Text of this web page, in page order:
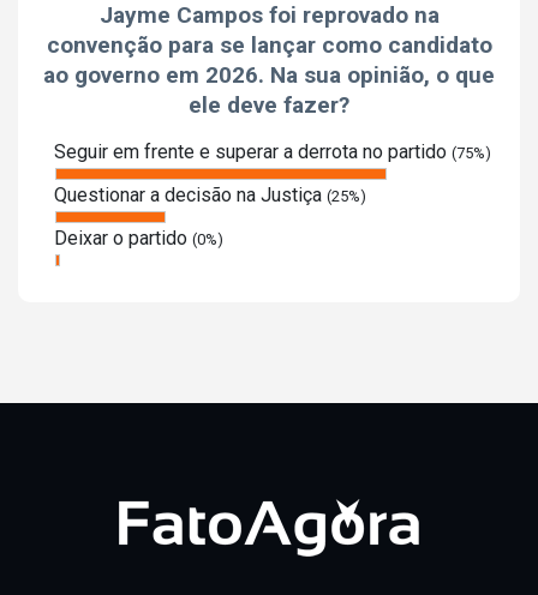
Jayme Campos foi reprovado na
convenção para se lançar como candidato
ao governo em 2026. Na sua opinião, o que
ele deve fazer?
Seguir em frente e superar a derrota no partido (75%)
Questionar a decisão na Justiça (25%)
Deixar o partido (0%)